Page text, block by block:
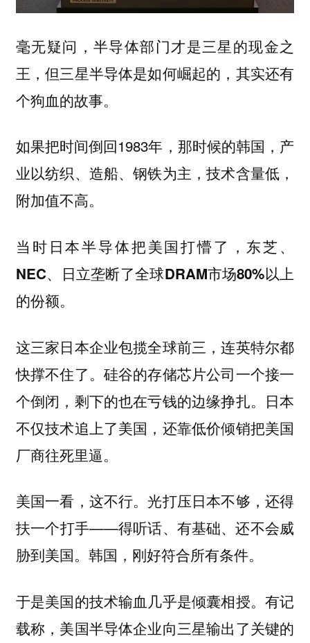
毫无疑问，半导体部门才是三星的现金之
王，但三星半导体是如何崛起的，其实还有
个狗血的故事。
如果把时间倒回1983年，那时候的韩国，产
业以纺织、造船、钢铁为主，技术含量低，
附加值不高。
当时日本半导体把美国打懵了，东芝、
NEC、日立垄断了全球DRAM市场80%以上
的份额。
这三家日本企业包揽全球前三，连英特尔都
快撑不住了。硅谷的存储芯片公司一个接一
个倒闭，剩下的也在亏钱的边缘挣扎。日本
不仅技术追上了美国，还靠低价倾销把美国
厂商往死里逼。
美国一看，这不行。光打压日本不够，还得
扶一个打手——得听话、有基础、还不会威
胁到美国。韩国，刚好符合所有条件。
于是美国的技术输血几乎是倾囊相授。 有记
载称，美国半导体企业向三星输出了关键的